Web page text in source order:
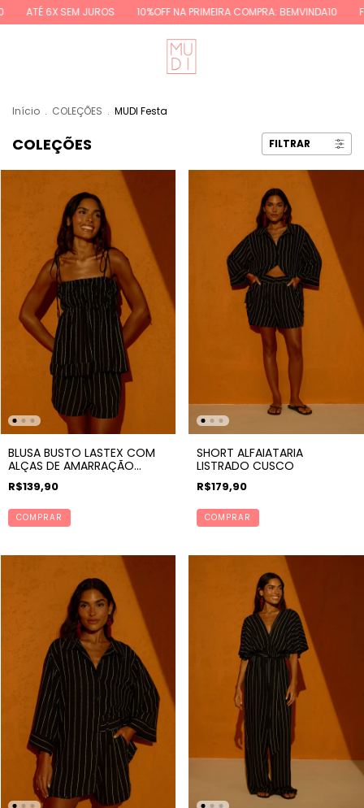
10%OFF NA PRIMEIRA COMPRA: BEMVINDA10 FRETE GRÁTIS
Início . COLEÇÕES . MUDI Festa
COLEÇÕES FILTRAR
BLUSA BUSTO LASTEX COM
ALÇAS DE AMARRAÇÃO
LISTRADO CUSCO
R$139,90
COMPRAR
SHORT ALFAIATARIA
LISTRADO CUSCO
R$179,90
COMPRAR